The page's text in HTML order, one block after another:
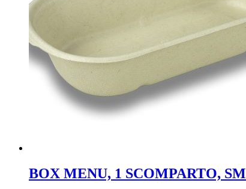
BOX MENU, 1 SCOMPARTO,